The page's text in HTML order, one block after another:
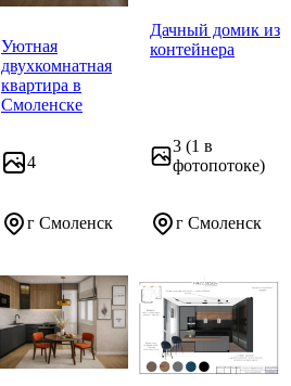
Уютная
двухкомнатная
квартира в
Смоленске
4
г Смоленск
Дачный домик из
контейнера
3 (1 в
фотопотоке)
г Смоленск